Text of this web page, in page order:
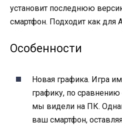
установит последнюю
смартфон. Подходит как для
Особенности
Новая графика. Игра
графику, по сравнению
мы видели на ПК.
ваш смартфон,